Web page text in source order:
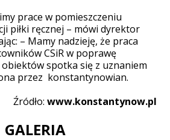
prace w pomieszczeniu
piłki ręcznej – mówi dyrektor
– Mamy nadzieję, że praca
CSiR w poprawę
spotka się z uznaniem
przez konstantynowian.
Źródło: www.konstantynow.pl
GALERIA